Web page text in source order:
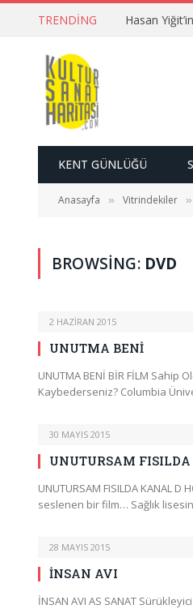
TRENDING Hasan
KENT GÜNLÜĞÜ
Anasayfa » Vitrindekiler »
BROWSING: DVD
2 HAZIRAN 2015
UNUTMA BENİ
UNUTMA BENİ BİR FİLM Sahip
Kaybederseniz? Columbia
30 MAYIS 2015
UNUTURSAM FISILDA
UNUTURSAM FISILDA KANAL D
seslenen bir film… Sağlık
28 MAYIS 2015
İNSAN AVI
İNSAN AVI AS SANAT